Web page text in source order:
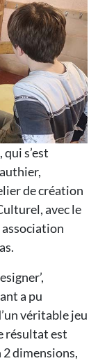
s’est
de création
avec le
association
a pu
véritable jeu
résultat est
dimensions,